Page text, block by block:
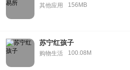
其他应用 156MB
苏宁红孩子
购物生活 100.08M